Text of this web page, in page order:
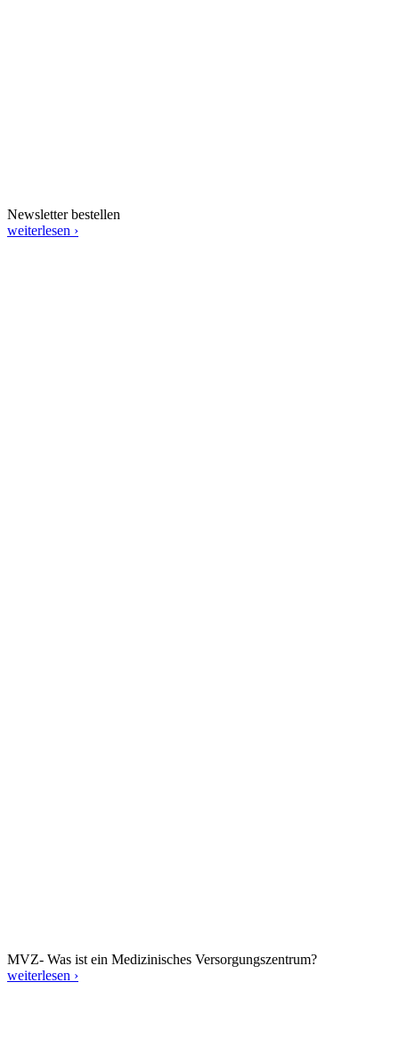
Newsletter bestellen
weiterlesen ›
MVZ- Was ist ein Medizinisches Versorgungszentrum?
weiterlesen ›